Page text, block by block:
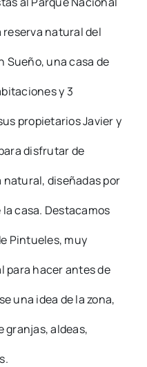
reserva natural del
Sueño, una casa de
y 3
propietarios Javier y
disfrutar de
diseñadas por
casa. Destacamos
Pintueles, muy
para hacer antes de
una idea de la zona,
granjas, aldeas,